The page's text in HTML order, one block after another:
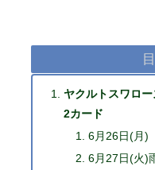
ヤクルトスワロ
2カード
6月26日(月)
6月27日(火